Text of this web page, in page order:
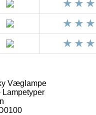
Væglampe
Lampetyper